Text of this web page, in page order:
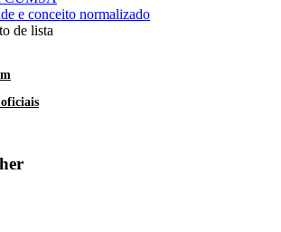
e conceito normalizado
de lista